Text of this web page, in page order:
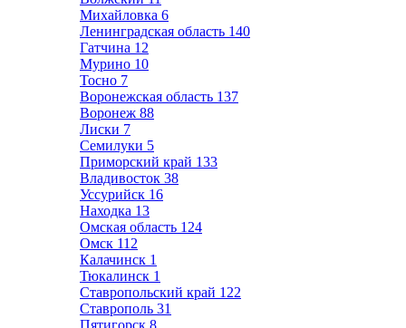
Михайловка 6
Ленинградская область 140
Гатчина 12
Мурино 10
Тосно 7
Воронежская область 137
Воронеж 88
Лиски 7
Семилуки 5
Приморский край 133
Владивосток 38
Уссурийск 16
Находка 13
Омская область 124
Омск 112
Калачинск 1
Тюкалинск 1
Ставропольский край 122
Ставрополь 31
Пятигорск 8